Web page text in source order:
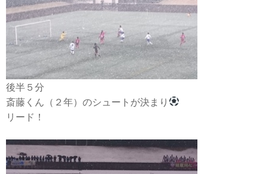
後半５分
斎藤くん（２年）のシュートが決まり
リード！